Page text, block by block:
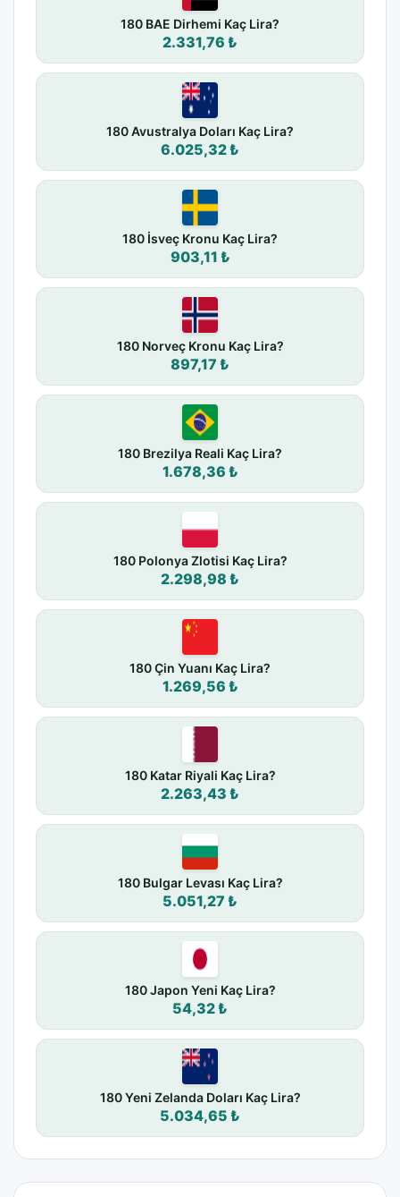
180 BAE Dirhemi Kaç Lira?
2.331,76 ₺
180 Avustralya Doları Kaç Lira?
6.025,32 ₺
180 İsveç Kronu Kaç Lira?
903,11 ₺
180 Norveç Kronu Kaç Lira?
897,17 ₺
180 Brezilya Reali Kaç Lira?
1.678,36 ₺
180 Polonya Zlotisi Kaç Lira?
2.298,98 ₺
180 Çin Yuanı Kaç Lira?
1.269,56 ₺
180 Katar Riyali Kaç Lira?
2.263,43 ₺
180 Bulgar Levası Kaç Lira?
5.051,27 ₺
180 Japon Yeni Kaç Lira?
54,32 ₺
180 Yeni Zelanda Doları Kaç Lira?
5.034,65 ₺